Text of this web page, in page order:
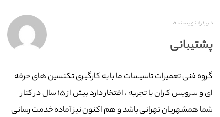
درباره نویسنده
پشتیبانی
گروه فنی تعمیرات تاسیسات ما با به‌ کارگیری تکنسین های حرفه
ای و سرویس کاران با تجربه ، افتخار دارد بیش از ۱۵ سال در کنار
شما همشهریان تهرانی باشد و هم اکنون نیز آماده خدمت رسانی